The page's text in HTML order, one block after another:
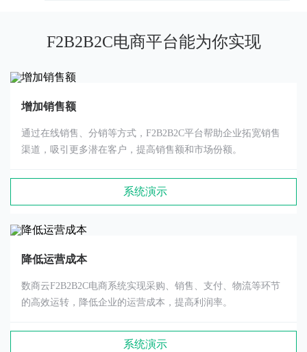
F2B2B2C电商平台能为你实现
增加销售额
通过在线销售、分销等方式，F2B2B2C平台帮助企业拓宽销售
渠道，吸引更多潜在客户，提高销售额和市场份额。
系统演示
降低运营成本
数商云F2B2B2C电商系统实现采购、销售、支付、物流等环节
的高效运转，降低企业的运营成本，提高利润率。
系统演示